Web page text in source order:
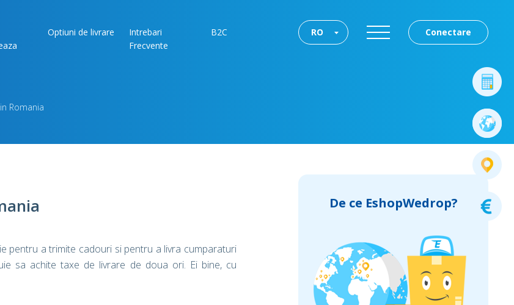
Optiuni de livrare
Intrebari
Frecvente
B2C Conectare
RO
Romania
pentru a trimite cadouri si pentru a livra cumparaturi
sa achite taxe de livrare de doua ori. Ei bine, cu
De ce EshopWedrop?